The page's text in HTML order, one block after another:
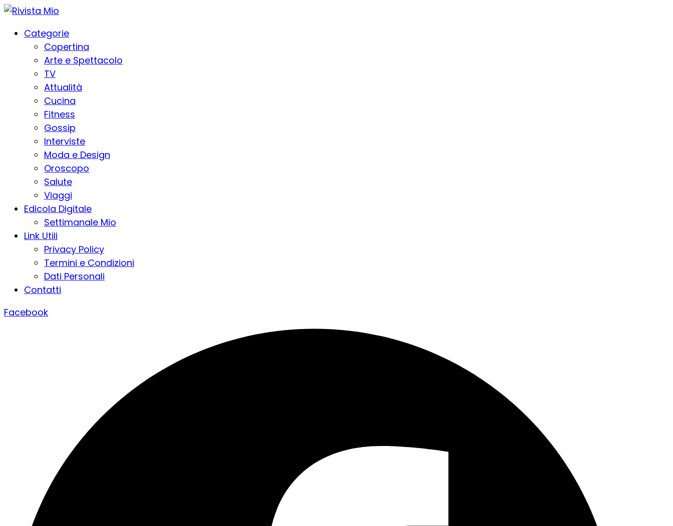
Categorie
Copertina
Arte e Spettacolo
TV
Attualità
Cucina
Fitness
Gossip
Interviste
Moda e Design
Oroscopo
Salute
Viaggi
Edicola Digitale
Settimanale Mio
Link Utili
Privacy Policy
Termini e Condizioni
Dati Personali
Contatti
Facebook